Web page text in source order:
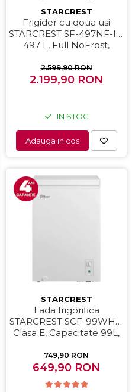
STARCREST
Frigider cu doua usi
STARCREST SF-497NF-IX,
497 L, Full NoFrost,
Clasa E, Display, Functie
super racire, Blocare
2.599,90 RON
2.199,90 RON
IN STOC
Adauga in cos
STARCREST
Lada frigorifica
STARCREST SCF-99WHE,
Clasa E, Capacitate 99L,
functie frigider,
Termostat reglabil, Alb
749,90 RON
649,90 RON